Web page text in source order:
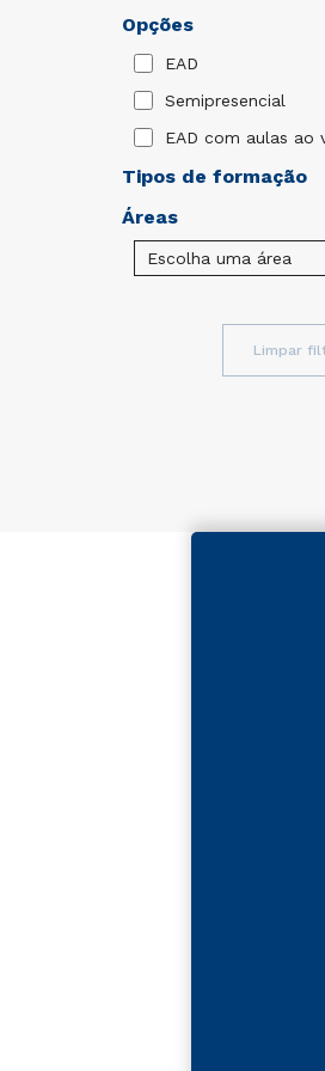
Opções
EAD
Semipresencial
EAD com aulas ao
Tipos de formação
Áreas
Limpar